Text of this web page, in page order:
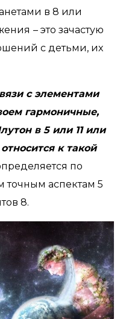
в 8 или
– это зачастую
с детьми, их
с элементами
гармоничные,
в 5 или 11 или
к такой
по
аспектам 5
8.